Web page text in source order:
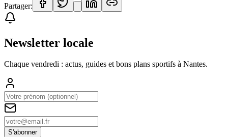
Partager:
Newsletter locale
Chaque vendredi : actus, guides et bons plans sportifs à Nantes.
S'abonner